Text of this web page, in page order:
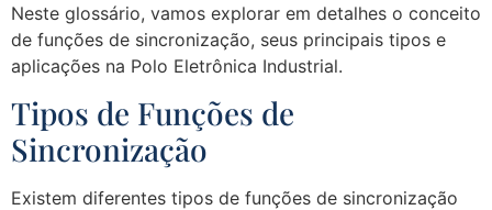
Neste glossário, vamos explorar em detalhes o conceito
de funções de sincronização, seus principais tipos e
aplicações na Polo Eletrônica Industrial.
Tipos de Funções de
Sincronização
Existem diferentes tipos de funções de sincronização